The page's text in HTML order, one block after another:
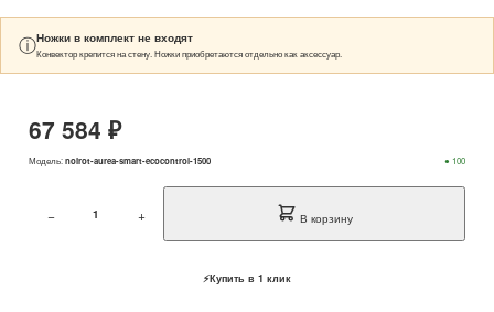
ⓘНожки в комплект не входят
Конвектор крепится на стену. Ножки приобретаются отдельно как аксессуар.
67 584 ₽
Модель:noirot-aurea-smart-ecocontrol-1500 ● 100
− + В корзину
⚡Купить в 1 клик